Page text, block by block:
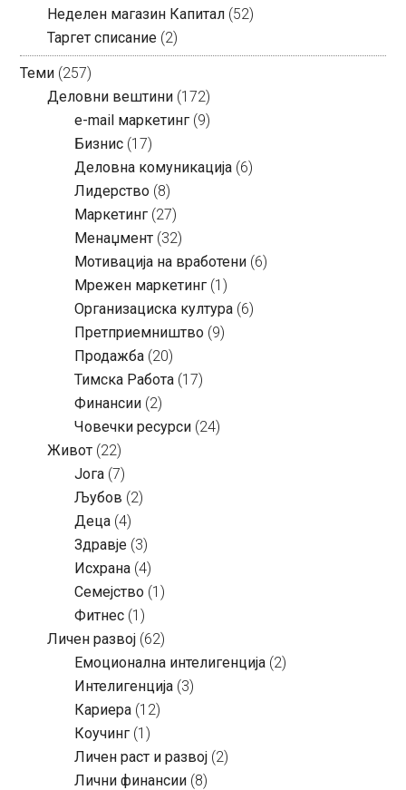
Неделен магазин Капитал (52)
Таргет списание (2)
Теми (257)
Деловни вештини (172)
e-mail маркетинг (9)
Бизнис (17)
Деловна комуникација (6)
Лидерство (8)
Маркетинг (27)
Менаџмент (32)
Мотивација на вработени (6)
Мрежен маркетинг (1)
Организациска култура (6)
Претприемништво (9)
Продажба (20)
Тимска Работа (17)
Финансии (2)
Човечки ресурси (24)
Живот (22)
Јога (7)
Љубов (2)
Деца (4)
Здравје (3)
Исхрана (4)
Семејство (1)
Фитнес (1)
Личен развој (62)
Емоционална интелигенција (2)
Интелигенција (3)
Кариера (12)
Коучинг (1)
Личен раст и развој (2)
Лични финансии (8)